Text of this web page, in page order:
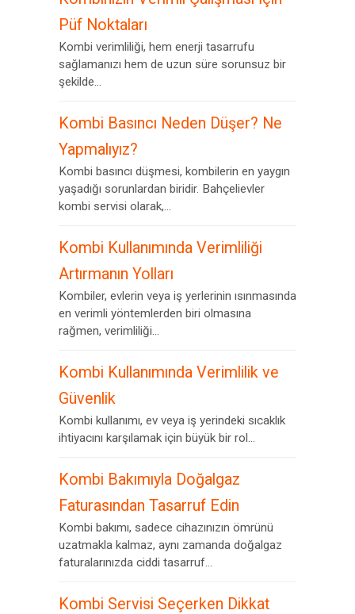
Püf Noktaları
Kombi verimliliği, hem enerji tasarrufu
sağlamanızı hem de uzun süre sorunsuz bir
şekilde...
Kombi Basıncı Neden Düşer? Ne
Yapmalıyız?
Kombi basıncı düşmesi, kombilerin en yaygın
yaşadığı sorunlardan biridir. Bahçelievler
kombi servisi olarak,...
Kombi Kullanımında Verimliliği
Artırmanın Yolları
Kombiler, evlerin veya iş yerlerinin ısınmasında
en verimli yöntemlerden biri olmasına
rağmen, verimliliği...
Kombi Kullanımında Verimlilik ve
Güvenlik
Kombi kullanımı, ev veya iş yerindeki sıcaklık
ihtiyacını karşılamak için büyük bir rol...
Kombi Bakımıyla Doğalgaz
Faturasından Tasarruf Edin
Kombi bakımı, sadece cihazınızın ömrünü
uzatmakla kalmaz, aynı zamanda doğalgaz
faturalarınızda ciddi tasarruf...
Kombi Servisi Seçerken Dikkat